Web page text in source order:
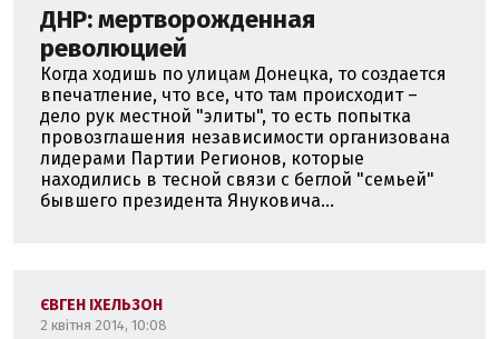
ДНР: мертворожденная
революцией
Когда ходишь по улицам Донецка, то создается
впечатление, что все, что там происходит –
дело рук местной "элиты", то есть попытка
провозглашения независимости организована
лидерами Партии Регионов, которые
находились в тесной связи с беглой "семьей"
бывшего президента Януковича...
ЄВГЕН ІХЕЛЬЗОН
2 квітня 2014, 10:08